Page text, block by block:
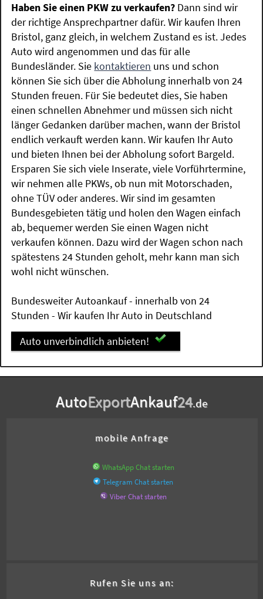
Haben Sie einen PKW zu verkaufen? Dann sind wir
der richtige Ansprechpartner dafür. Wir kaufen Ihren
Bristol, ganz gleich, in welchem Zustand es ist. Jedes
Auto wird angenommen und das für alle
Bundesländer. Sie kontaktieren uns und schon
können Sie sich über die Abholung innerhalb von 24
Stunden freuen. Für Sie bedeutet dies, Sie haben
einen schnellen Abnehmer und müssen sich nicht
länger Gedanken darüber machen, wann der Bristol
endlich verkauft werden kann. Wir kaufen Ihr Auto
und bieten Ihnen bei der Abholung sofort Bargeld.
Ersparen Sie sich viele Inserate, viele Vorführtermine,
wir nehmen alle PKWs, ob nun mit Motorschaden,
ohne TÜV oder anderes. Wir sind im gesamten
Bundesgebieten tätig und holen den Wagen einfach
ab, bequemer werden Sie einen Wagen nicht
verkaufen können. Dazu wird der Wagen schon nach
spätestens 24 Stunden geholt, mehr kann man sich
wohl nicht wünschen.
Bundesweiter Autoankauf - innerhalb von 24
Stunden - Wir kaufen Ihr Auto in Deutschland
Auto unverbindlich anbieten!
AutoExportAnkauf24.de
mobile Anfrage
WhatsApp Chat starten
Telegram Chat starten
Viber Chat starten
Rufen Sie uns an: